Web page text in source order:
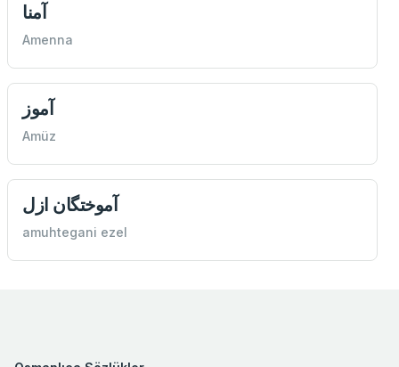
آمنا
Amenna
آموز
Amüz
آموختگان ازل
amuhtegani ezel